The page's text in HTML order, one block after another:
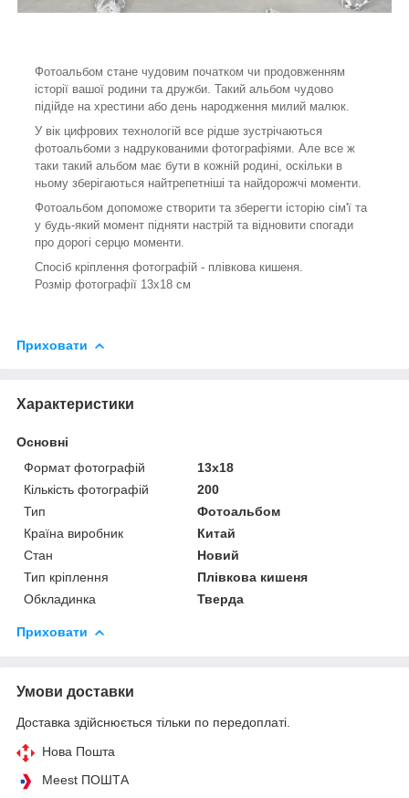
Фотоальбом стане чудовим початком чи продовженням
історії вашої родини та дружби. Такий альбом чудово
підійде на хрестини або день народження милий малюк.
У вік цифрових технологій все рідше зустрічаються
фотоальбоми з надрукованими фотографіями. Але все ж
таки такий альбом має бути в кожній родині, оскільки в
ньому зберігаються найтрепетніші та найдорожчі моменти.
Фотоальбом допоможе створити та зберегти історію сім'ї та
у будь-який момент підняти настрій та відновити спогади
про дорогі серцю моменти.
Спосіб кріплення фотографій - плівкова кишеня.
Розмір фотографії 13х18 см
Приховати
Характеристики
Основні
Формат фотографій
13х18
Кількість фотографій
200
Тип
Фотоальбом
Країна виробник
Китай
Стан
Новий
Тип кріплення
Плівкова кишеня
Обкладинка
Тверда
Приховати
Умови доставки
Доставка здійснюється тільки по передоплаті.
Нова Пошта
Meest ПОШТА